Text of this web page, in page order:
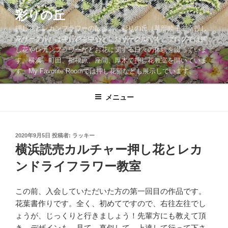
コ
ン
テ
ン
ツ
へ
ス
彩りの丘
押し花とレカンフラワーの散歩道。彩りの丘（草部睦子主宰押し
花サークル）は押し花を中心としたサークルです。ブログでは押
し花やレカンフラワーなどお花に関する日々の体験を綴っていま
す。横浜、町田、相模原、座間、厚木で押し花教室を開いていま
す。My Favorite Roomでは押し花額なども展示しています。
メニュー
投
稿
日:
2020年9月5日 投稿者: ラッキー
横浜読売カルチャー押し花とレカ
ンドライフラワー教室
この前、入会していただいた方の第一回目の作品です。
花葉書作りです。全く、初めてですので、右往左往でし
ょうが、じっくりと行きましょう！先輩方にも教えて頂